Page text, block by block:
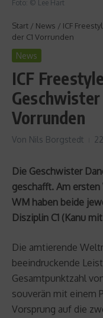
Foto: © Lee Hart
Start / News / ICF
der C1 Vorrunden
News
ICF
Geschwister
Vorrunden
Von Nils Borgstedt
Die Geschwister
geschafft. Am
WM haben beide
Disziplin C1 (Kanu
Die amtierende
beeindruckende
Gesamtpunktzahl
souverän mit einem
Vorsprung auf die